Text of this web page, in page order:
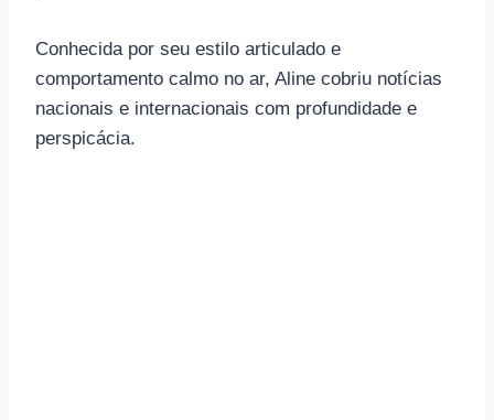
Conhecida por seu estilo articulado e
comportamento calmo no ar, Aline cobriu notícias
nacionais e internacionais com profundidade e
perspicácia.